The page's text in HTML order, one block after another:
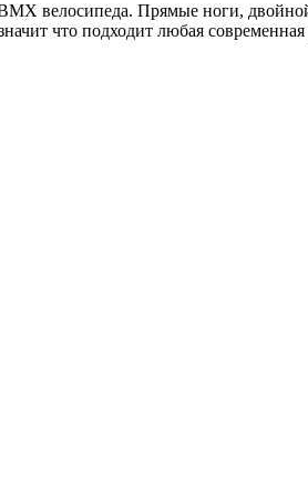
велосипеда. Прямые ноги,
что подходит любая современная